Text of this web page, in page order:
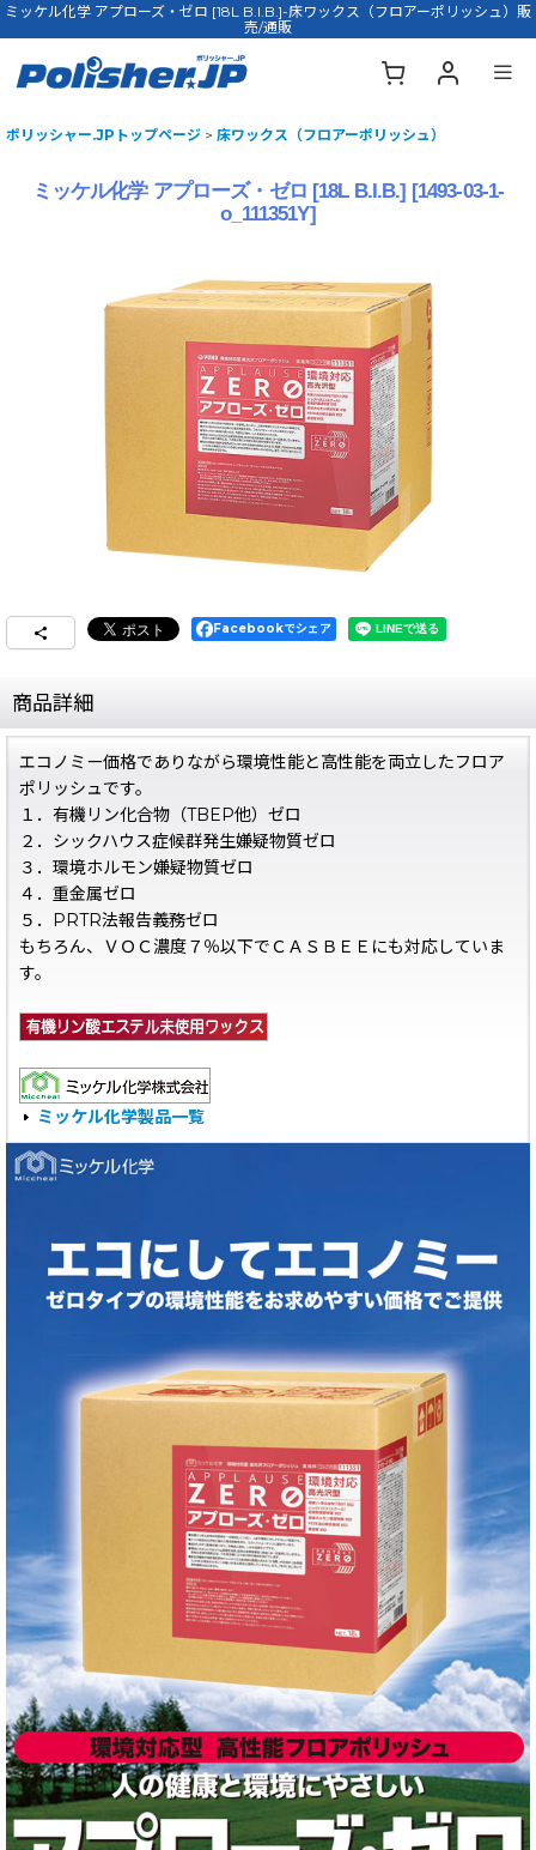
ミッケル化学 アプローズ・ゼロ [18L B.I.B.]-床ワックス（フロアーポリッシュ）販
売/通販
ポリッシャー.JPトップページ > 床ワックス（フロアーポリッシュ）
ミッケル化学 アプローズ・ゼロ [18L B.I.B.] [1493-03-1-
o_111351Y]
Facebookでシェア
商品詳細
エコノミー価格でありながら環境性能と高性能を両立したフロア
ポリッシュです。
１．有機リン化合物（TBEP他）ゼロ
２．シックハウス症候群発生嫌疑物質ゼロ
３．環境ホルモン嫌疑物質ゼロ
４．重金属ゼロ
５．PRTR法報告義務ゼロ
もちろん、ＶＯＣ濃度７％以下でＣＡＳＢＥＥにも対応していま
す。
ミッケル化学製品一覧